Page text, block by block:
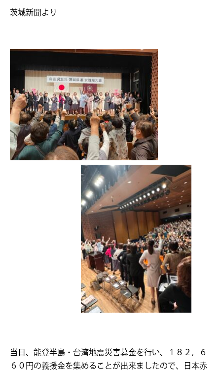
茨城新聞より
当日、能登半島・台湾地震災害募金を行い、１８２，６
６０円の義援金を集めることが出来ましたので、日本赤